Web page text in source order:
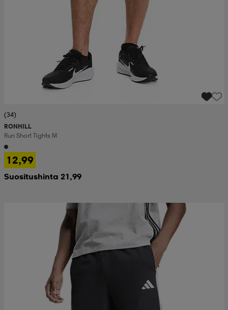
(34)
RONHILL
Run Short Tights M
12,99
Suositushinta 21,99